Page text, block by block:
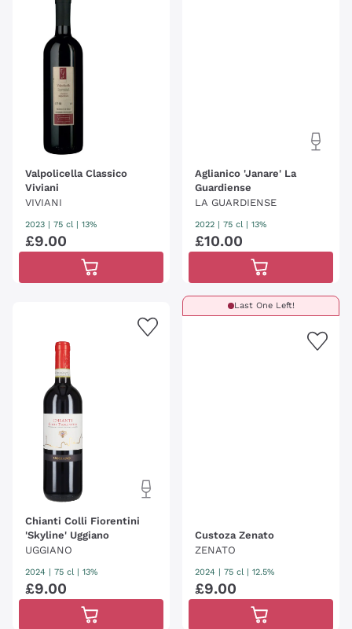
Valpolicella Classico
Viviani
VIVIANI
2023 | 75 cl | 13%
£9.00
Aglianico 'Janare' La
Guardiense
LA GUARDIENSE
2022 | 75 cl | 13%
£10.00
Chianti Colli Fiorentini
'Skyline' Uggiano
UGGIANO
2024 | 75 cl | 13%
£9.00
Last One Left!
Custoza Zenato
ZENATO
2024 | 75 cl | 12.5%
£9.00